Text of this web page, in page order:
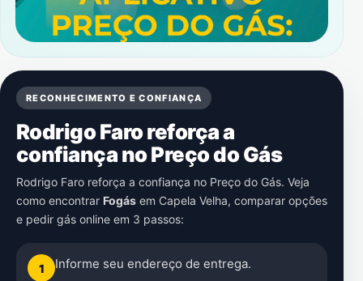
RECONHECIMENTO E CONFIANÇA
Rodrigo Faro reforça a
confiança no Preço do Gás
Rodrigo Faro reforça a confiança no Preço do Gás. Veja
como encontrar Fogás em Capela Velha, comparar opções
e pedir gás online em 3 passos:
1 Informe seu endereço de entrega.